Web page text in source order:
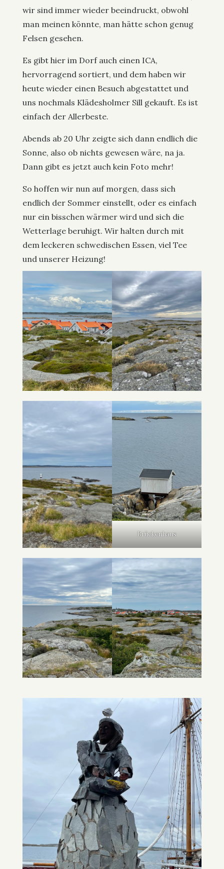
wir sind immer wieder beeindruckt, obwohl
man meinen könnte, man hätte schon genug
Felsen gesehen.
Es gibt hier im Dorf auch einen ICA,
hervorragend sortiert, und dem haben wir
heute wieder einen Besuch abgestattet und
uns nochmals Klädesholmer Sill gekauft. Es ist
einfach der Allerbeste.
Abends ab 20 Uhr zeigte sich dann endlich die
Sonne, also ob nichts gewesen wäre, na ja.
Dann gibt es jetzt auch kein Foto mehr!
So hoffen wir nun auf morgen, dass sich
endlich der Sommer einstellt, oder es einfach
nur ein bisschen wärmer wird und sich die
Wetterlage beruhigt. Wir halten durch mit
dem leckeren schwedischen Essen, viel Tee
und unserer Heizung!
Brückenhaus